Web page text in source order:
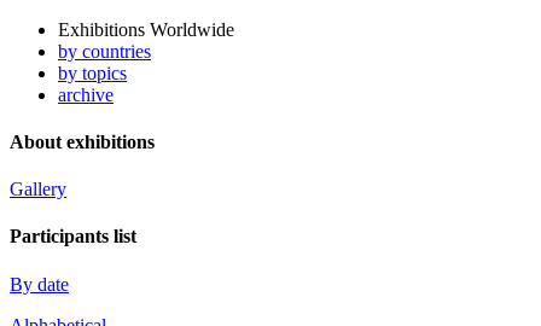
Exhibitions Worldwide
by countries
by topics
archive
About exhibitions
Gallery
Participants list
By date